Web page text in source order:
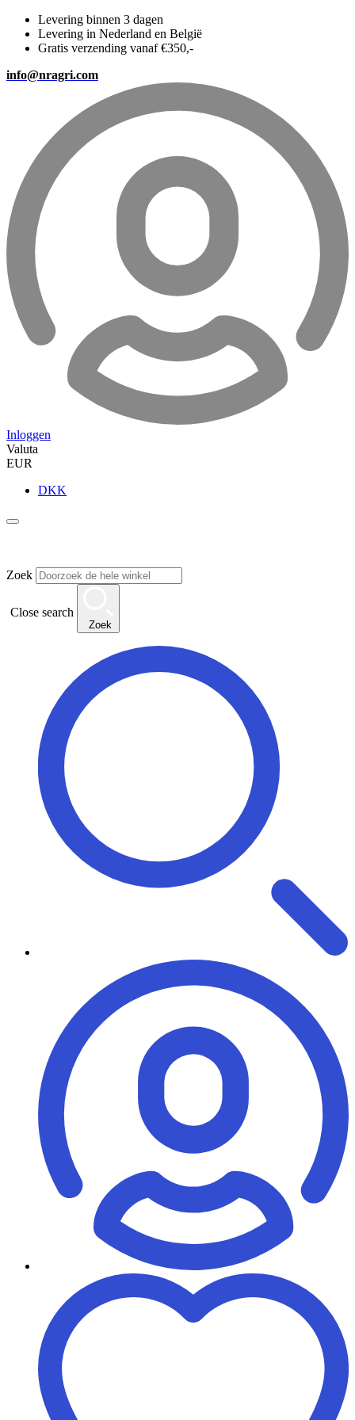
Levering binnen 3 dagen
Levering in Nederland en België
Gratis verzending vanaf €350,-
info@nragri.com
Inloggen
Valuta
EUR
DKK
Zoek
Close search
Zoek